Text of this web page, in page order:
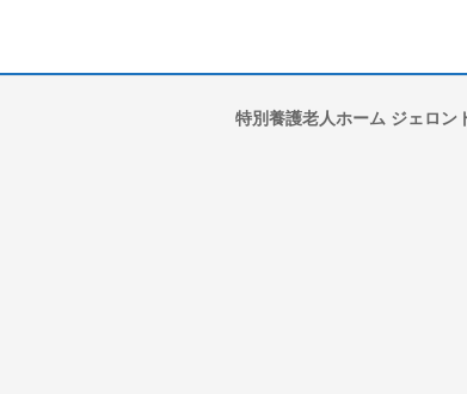
特別養護老人ホーム ジェロン